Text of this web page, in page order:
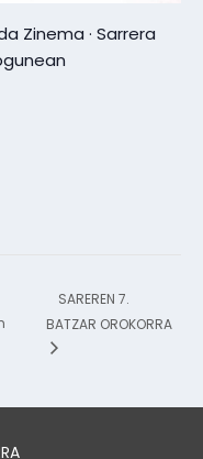
Zinema · Sarrera
SAREREN 7.
BATZAR OROKORRA